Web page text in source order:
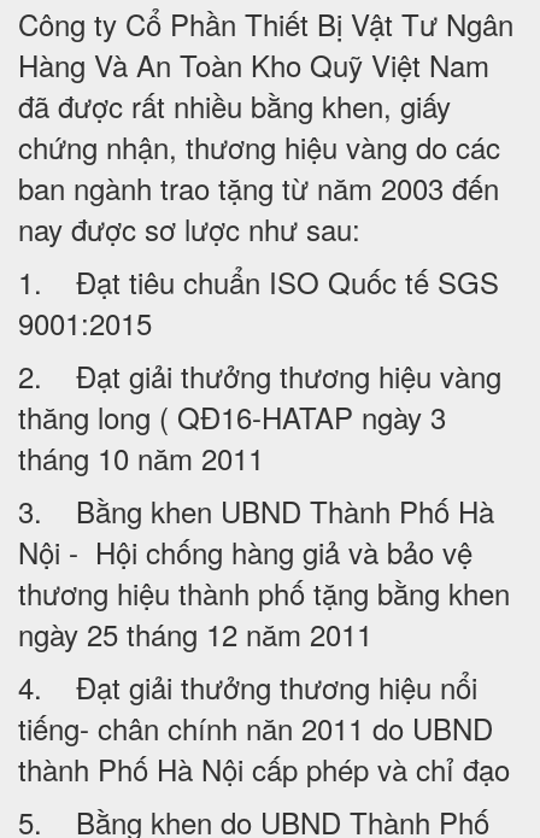
Công ty Cổ Phần Thiết Bị Vật Tư Ngân
Hàng Và An Toàn Kho Quỹ Việt Nam
đã được rất nhiều bằng khen, giấy
chứng nhận, thương hiệu vàng do các
ban ngành trao tặng từ năm 2003 đến
nay được sơ lược như sau:
1. Đạt tiêu chuẩn ISO Quốc tế SGS
9001:2015
2. Đạt giải thưởng thương hiệu vàng
thăng long ( QĐ16-HATAP ngày 3
tháng 10 năm 2011
3. Bằng khen UBND Thành Phố Hà
Nội - Hội chống hàng giả và bảo vệ
thương hiệu thành phố tặng bằng khen
ngày 25 tháng 12 năm 2011
4. Đạt giải thưởng thương hiệu nổi
tiếng- chân chính năn 2011 do UBND
thành Phố Hà Nội cấp phép và chỉ đạo
5. Bằng khen do UBND Thành Phố